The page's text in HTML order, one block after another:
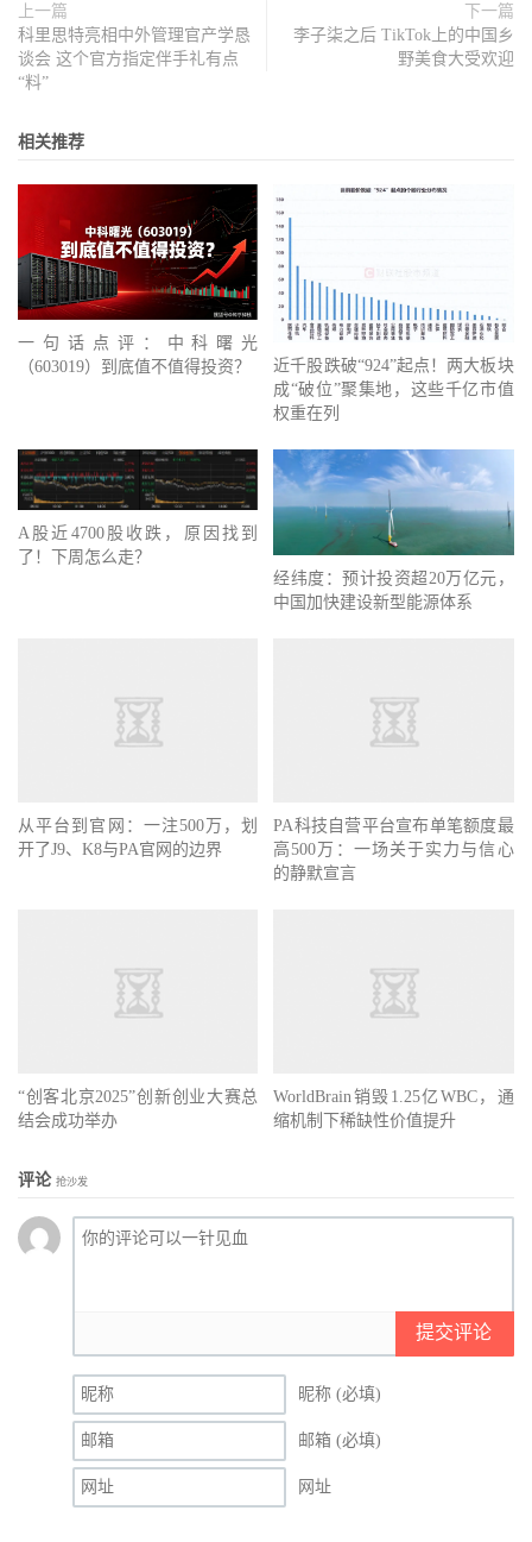
上一篇
科里思特亮相中外管理官产学恳
谈会 这个官方指定伴手礼有点
“料”
下一篇
李子柒之后 TikTok上的中国乡
野美食大受欢迎
相关推荐
一句话点评：中科曙光
（603019）到底值不值得投资？
近千股跌破“924”起点！两大板块
成“破位”聚集地，这些千亿市值
权重在列
A股近4700股收跌，原因找到
了！下周怎么走？
经纬度：预计投资超20万亿元，
中国加快建设新型能源体系
从平台到官网：一注500万，划
开了J9、K8与PA官网的边界
PA科技自营平台宣布单笔额度最
高500万：一场关于实力与信心
的静默宣言
“创客北京2025”创新创业大赛总
结会成功举办
WorldBrain销毁1.25亿WBC，通
缩机制下稀缺性价值提升
评论 抢沙发
提交评论
昵称 (必填)
邮箱 (必填)
网址